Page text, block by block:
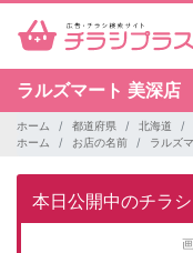
ラルズマート 美深店
ホーム 都道府県 北海道
ホーム
お店の名前 ラルズ
本日公開中のチラシ